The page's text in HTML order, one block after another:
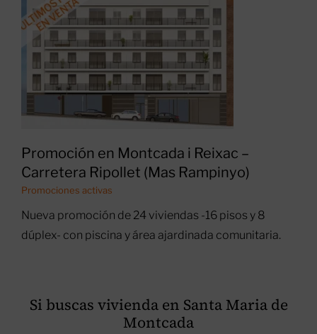
Promoción en Montcada i Reixac –
Carretera Ripollet (Mas Rampinyo)
Promociones activas
Nueva promoción de 24 viviendas -16 pisos y 8
dúplex- con piscina y área ajardinada comunitaria.
Si buscas vivienda en Santa Maria de
Montcada